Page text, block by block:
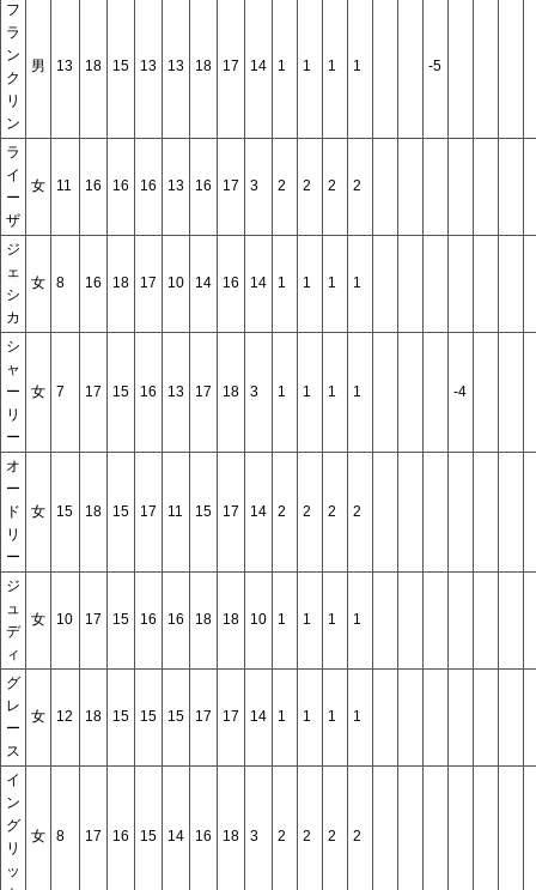
フ
ラ
ン
ク
リ
ン
男 13 18 15 13 13 18 17 14 1 1 1 1 -5
ラ
イ
ー
ザ
女 11 16 16 16 13 16 17 3 2 2 2 2
ジ
ェ
シ
カ
女 8 16 18 17 10 14 16 14 1 1 1 1
シ
ャ
ー
リ
ー
女 7 17 15 16 13 17 18 3 1 1 1 1 -4
オ
ー
ド
リ
ー
女 15 18 15 17 11 15 17 14 2 2 2 2
ジ
ュ
デ
ィ
女 10 17 15 16 16 18 18 10 1 1 1 1
グ
レ
ー
ス
女 12 18 15 15 15 17 17 14 1 1 1 1
イ
ン
グ
リ
ッ
女 8 17 16 15 14 16 18 3 2 2 2 2